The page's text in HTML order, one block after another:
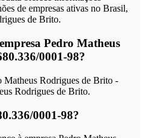
de empresas ativas no Brasil,
de Brito.
Pedro Matheus
0001-98?
Matheus Rodrigues de Brito -
Rodrigues de Brito.
0001-98?